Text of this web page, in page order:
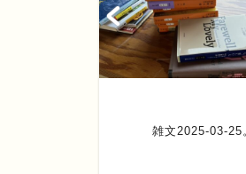
雑文2025-03-25